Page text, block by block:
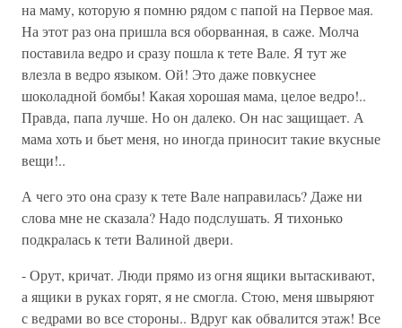
на маму, которую я помню рядом с папой на Первое мая.
На этот раз она пришла вся оборванная, в саже. Молча
поставила ведро и сразу пошла к тете Вале. Я тут же
влезла в ведро языком. Ой! Это даже повкуснее
шоколадной бомбы! Какая хорошая мама, целое ведро!..
Правда, папа лучше. Но он далеко. Он нас защищает. А
мама хоть и бьет меня, но иногда приносит такие вкусные
вещи!..
А чего это она сразу к тете Вале направилась? Даже ни
слова мне не сказала? Надо подслушать. Я тихонько
подкралась к тети Валиной двери.
- Орут, кричат. Люди прямо из огня ящики вытаскивают,
а ящики в руках горят, я не смогла. Стою, меня швыряют
с ведрами во все стороны.. Вдруг как обвалится этаж! Все